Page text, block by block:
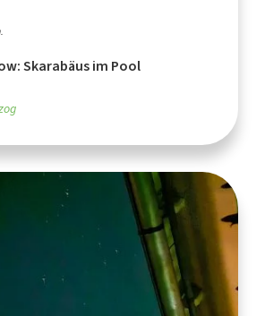
Skarabäus im Pool